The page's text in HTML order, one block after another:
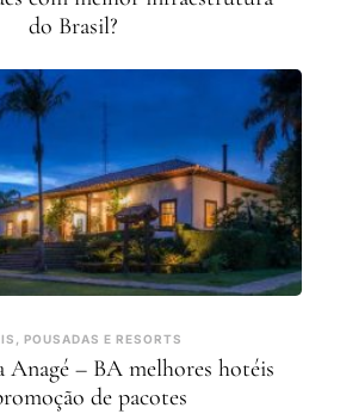
do Brasil?
POUSADAS E RESORTS
Anagé – BA melhores hotéis
de pacotes